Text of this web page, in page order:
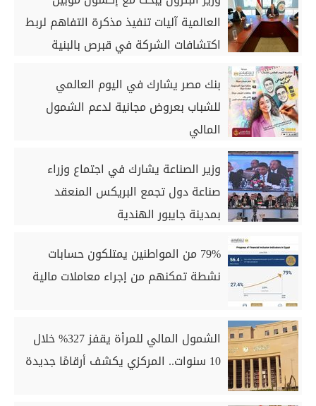
العالمية آليات تنفيذ مذكرة التفاهم لربط
اكتشافات الشركة في قبرص بالبنية
بنك مصر يشارك في اليوم العالمي
للشباب بعروض مجانية لدعم الشمول
المالي
وزير الصناعة يشارك في اجتماع وزراء
صناعة دول تجمع البريكس المنعقد
بمدينة جايبور الهندية
79% من المواطنين يمتلكون حسابات
نشطة تمكنهم من إجراء معاملات مالية
الشمول المالي للمرأة يقفز 327% خلال
10 سنوات.. المركزي يكشف أرقامًا جديدة